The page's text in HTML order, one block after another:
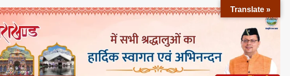
Translate »